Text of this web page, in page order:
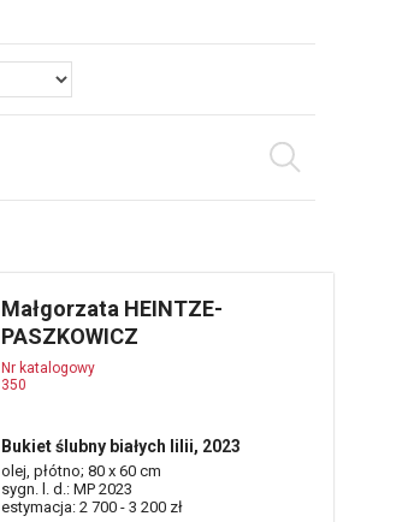
Małgorzata HEINTZE-
PASZKOWICZ
Nr katalogowy
350
Bukiet ślubny białych lilii, 2023
olej, płótno; 80 x 60 cm
sygn. l. d.: MP 2023
estymacja: 2 700 - 3 200 zł